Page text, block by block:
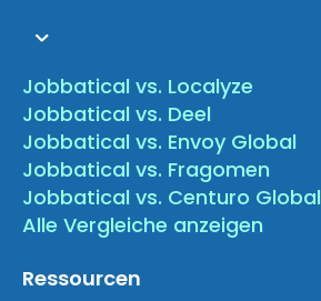
Jobbatical vs. Localyze
Jobbatical vs. Deel
Jobbatical vs. Envoy Global
Jobbatical vs. Fragomen
Jobbatical vs. Centuro Global
Alle Vergleiche anzeigen
Ressourcen